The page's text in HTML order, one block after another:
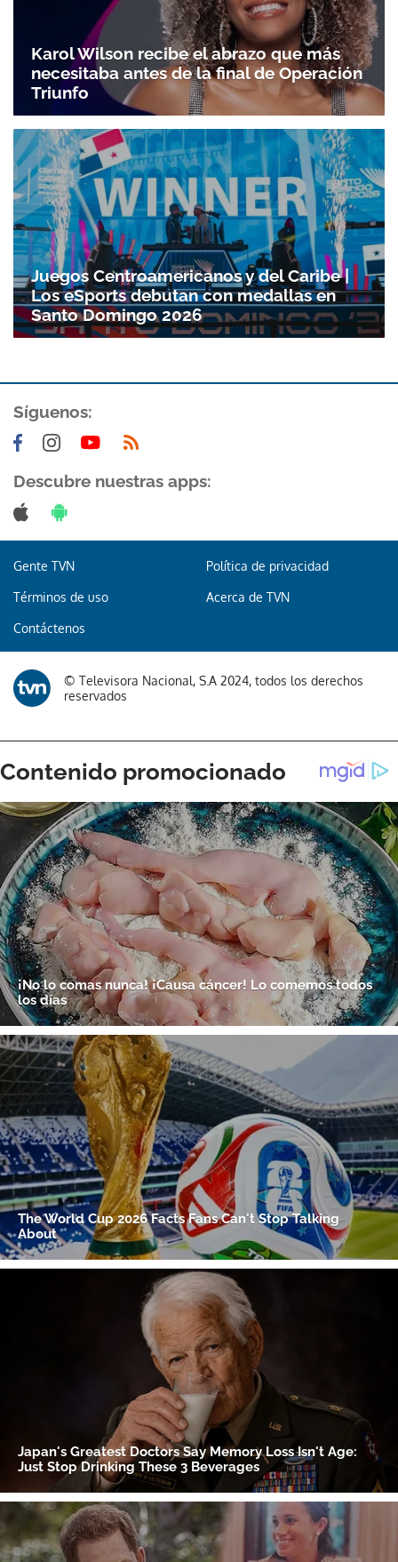
Gracias por suscribirte a nuestro boletín.
ACEPTAR
Karol Wilson recibe el abrazo que más
necesitaba antes de la final de Operación
Triunfo
Juegos Centroamericanos y del Caribe |
Los eSports debutan con medallas en
Santo Domingo 2026
Síguenos:
Descubre nuestras apps:
Gente TVN Política de privacidad
Términos de uso Acerca de TVN
Contáctenos
© Televisora Nacional, S.A 2024, todos los derechos
reservados